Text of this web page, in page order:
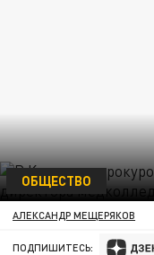
ОБЩЕСТВО
АЛЕКСАНДР МЕЩЕРЯКОВ
ПОДПИШИТЕСЬ: